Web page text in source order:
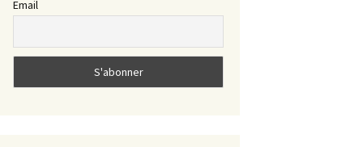
La cartographie du bruit
Email